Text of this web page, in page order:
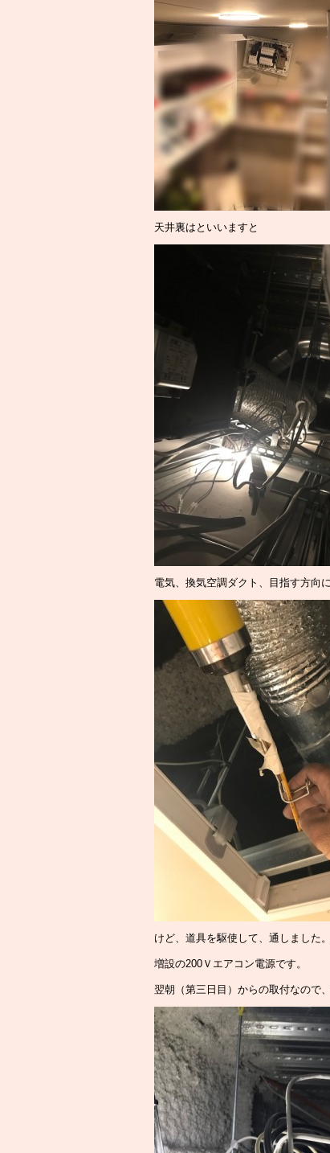
天井裏はといいますと
電気、換気空調ダクト、目指す方向
けど、道具を駆使して、通しました
増設の200Ｖエアコン電源です。
翌朝（第三日目）からの取付なので